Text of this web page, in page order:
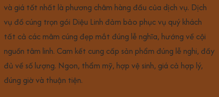
và giá tốt nhất là phương châm hàng đầu của dịch vụ. Dịch
vụ đồ cúng trọn gói Diệu Linh đảm bảo phục vụ quý khách
tất cả các mâm cúng đẹp mắt đúng lễ nghĩa, hướng về cội
nguồn tâm linh. Cam kết cung cấp sản phẩm đúng lễ nghi, đầy
đủ về số lượng. Ngon, thẩm mỹ, hợp vệ sinh, giá cả hợp lý,
đúng giờ và thuận tiện.